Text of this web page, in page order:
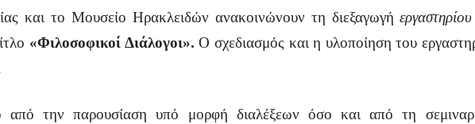
και το Μουσείο Ηρακλειδών ανακοινώνουν τη διεξαγωγή
«Φιλοσοφικοί Διάλογοι».Ο σχεδιασμός και η υλοποίηση του
από την παρουσίαση υπό μορφή διαλέξεων όσο και από τη